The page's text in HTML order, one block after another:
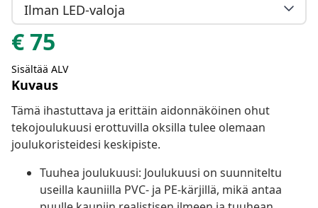
Ilman LED-valoja
€75
Sisältää ALV
Kuvaus
Tämä ihastuttava ja erittäin aidonnäköinen ohut
tekojoulukuusi erottuvilla oksilla tulee olemaan
joulukoristeidesi keskipiste.
Tuuhea joulukuusi: Joulukuusi on suunniteltu
useilla kauniilla PVC- ja PE-kärjillä, mikä antaa